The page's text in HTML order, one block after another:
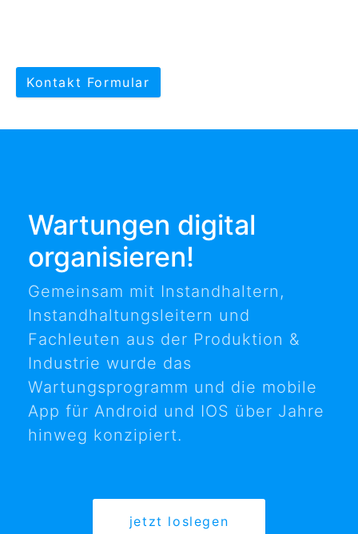
Kontakt Formular
Wartungen digital
organisieren!
Gemeinsam mit Instandhaltern,
Instandhaltungsleitern und
Fachleuten aus der Produktion &
Industrie wurde das
Wartungsprogramm und die mobile
App für Android und IOS über Jahre
hinweg konzipiert.
jetzt loslegen